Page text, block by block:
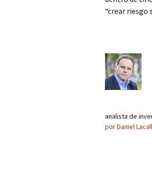
“crear riesgo
analista de
por Daniel